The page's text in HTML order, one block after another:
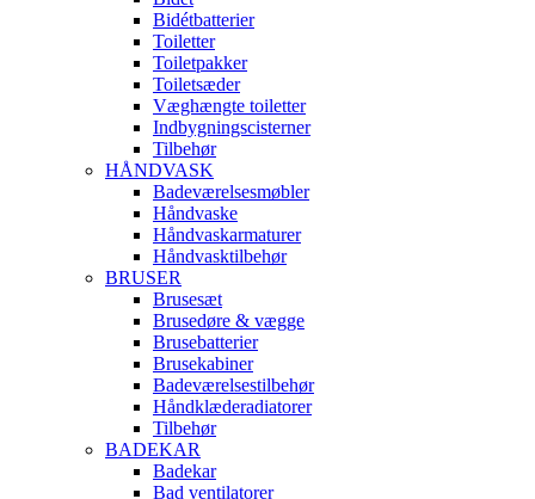
Bidétbatterier
Toiletter
Toiletpakker
Toiletsæder
Væghængte toiletter
Indbygningscisterner
Tilbehør
HÅNDVASK
Badeværelsesmøbler
Håndvaske
Håndvaskarmaturer
Håndvasktilbehør
BRUSER
Brusesæt
Brusedøre & vægge
Brusebatterier
Brusekabiner
Badeværelsestilbehør
Håndklæderadiatorer
Tilbehør
BADEKAR
Badekar
Bad ventilatorer